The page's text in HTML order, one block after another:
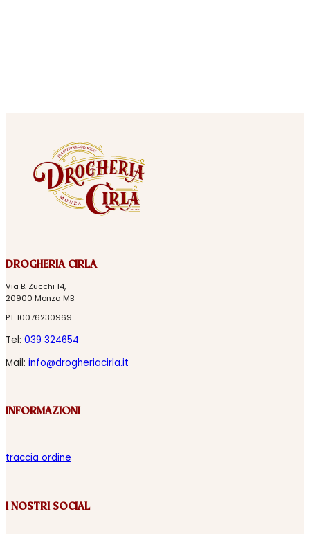
DROGHERIA CIRLA
Via B. Zucchi 14,
20900 Monza MB
P.I. 10076230969
Tel: 039 324654
Mail: info@drogheriacirla.it
INFORMAZIONI
traccia ordine
I NOSTRI SOCIAL